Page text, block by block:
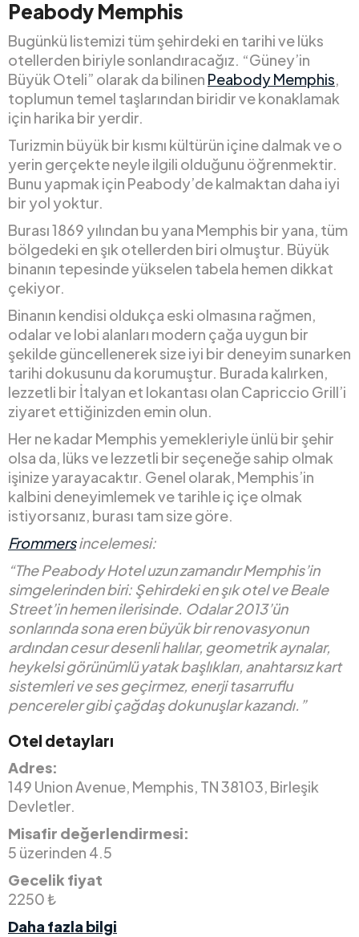
Peabody Memphis
Bugünkü listemizi tüm şehirdeki en tarihi ve lüks
otellerden biriyle sonlandıracağız. “Güney’in
Büyük Oteli” olarak da bilinen Peabody Memphis,
toplumun temel taşlarından biridir ve konaklamak
için harika bir yerdir.
Turizmin büyük bir kısmı kültürün içine dalmak ve o
yerin gerçekte neyle ilgili olduğunu öğrenmektir.
Bunu yapmak için Peabody’de kalmaktan daha iyi
bir yol yoktur.
Burası 1869 yılından bu yana Memphis bir yana, tüm
bölgedeki en şık otellerden biri olmuştur. Büyük
binanın tepesinde yükselen tabela hemen dikkat
çekiyor.
Binanın kendisi oldukça eski olmasına rağmen,
odalar ve lobi alanları modern çağa uygun bir
şekilde güncellenerek size iyi bir deneyim sunarken
tarihi dokusunu da korumuştur. Burada kalırken,
lezzetli bir İtalyan et lokantası olan Capriccio Grill’i
ziyaret ettiğinizden emin olun.
Her ne kadar Memphis yemekleriyle ünlü bir şehir
olsa da, lüks ve lezzetli bir seçeneğe sahip olmak
işinize yarayacaktır. Genel olarak, Memphis’in
kalbini deneyimlemek ve tarihle iç içe olmak
istiyorsanız, burası tam size göre.
Frommersincelemesi:
“The Peabody Hotel uzun zamandır Memphis’in
simgelerinden biri: Şehirdeki en şık otel ve Beale
Street’in hemen ilerisinde. Odalar 2013’ün
sonlarında sona eren büyük bir renovasyonun
ardından cesur desenli halılar, geometrik aynalar,
heykelsi görünümlü yatak başlıkları, anahtarsız kart
sistemleri ve ses geçirmez, enerji tasarruflu
pencereler gibi çağdaş dokunuşlar kazandı.”
Otel detayları
Adres:
149 Union Avenue, Memphis, TN 38103, Birleşik
Devletler.
Misafir değerlendirmesi:
5 üzerinden 4.5
Gecelik fiyat
2250 ₺
Daha fazla bilgi